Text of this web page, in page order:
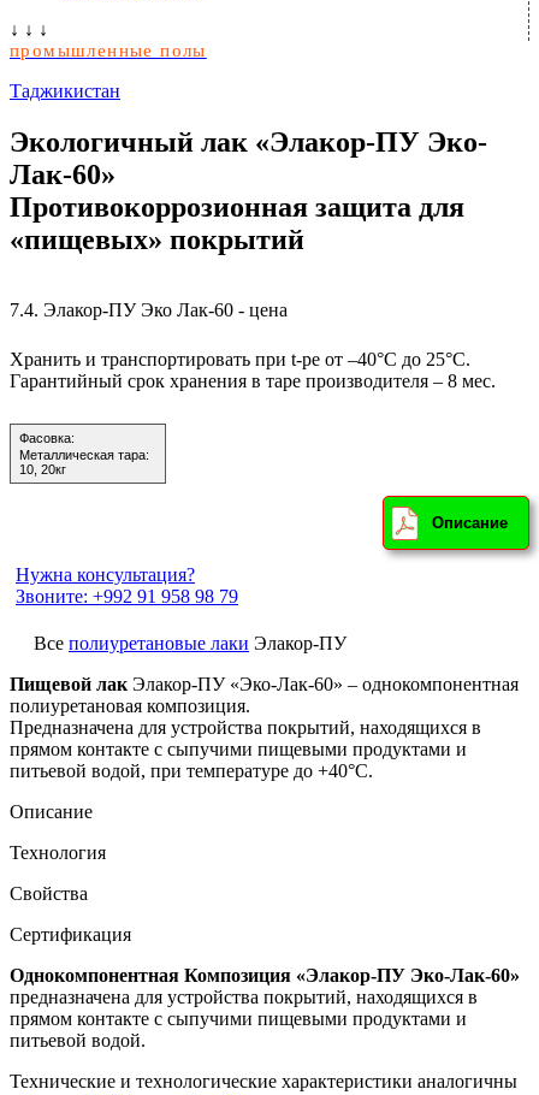
↓ ↓ ↓
промышленные полы
Таджикистан
Экологичный лак «Элакор-ПУ Эко-
Лак-60»
Противокоррозионная защита для
«пищевых» покрытий
7.4. Элакор-ПУ Эко Лак-60 - цена
Хранить и транспортировать при t-ре от –40°С до 25°С.
Гарантийный срок хранения в таре производителя – 8 мес.
Фасовка:
Металлическая тара:
10, 20кг
Описание
Нужна консультация?
Звоните: +992 91 958 98 79
Все полиуретановые лаки Элакор-ПУ
Пищевой лак Элакор-ПУ «Эко-Лак-60» – однокомпонентная
полиуретановая композиция.
Предназначена для устройства покрытий, находящихся в
прямом контакте с сыпучими пищевыми продуктами и
питьевой водой, при температуре до +40°С.
Описание
Технология
Свойства
Сертификация
Однокомпонентная Композиция «Элакор-ПУ Эко-Лак-60»
предназначена для устройства покрытий, находящихся в
прямом контакте с сыпучими пищевыми продуктами и
питьевой водой.
Технические и технологические характеристики аналогичны